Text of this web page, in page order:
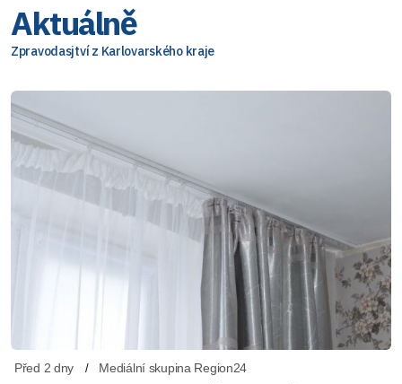
Aktuálně
Zpravodasjtví z Karlovarského kraje
Před 2 dny Mediální skupina Region24